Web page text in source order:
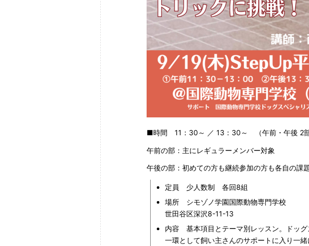
■時間 11：30～ ／ 13：30～ （午前・午後 2部
午前の部：主にレギュラーメンバー対象
午後の部：初めての方も継続参加の方も各自の課
定員 少人数制 各回8組
場所 シモゾノ学園国際動物専門学校
世田谷区深沢8-11-13
内容 基本項目とテーマ別レッスン。ドッ
一環として飼い主さんのサポートに入り一